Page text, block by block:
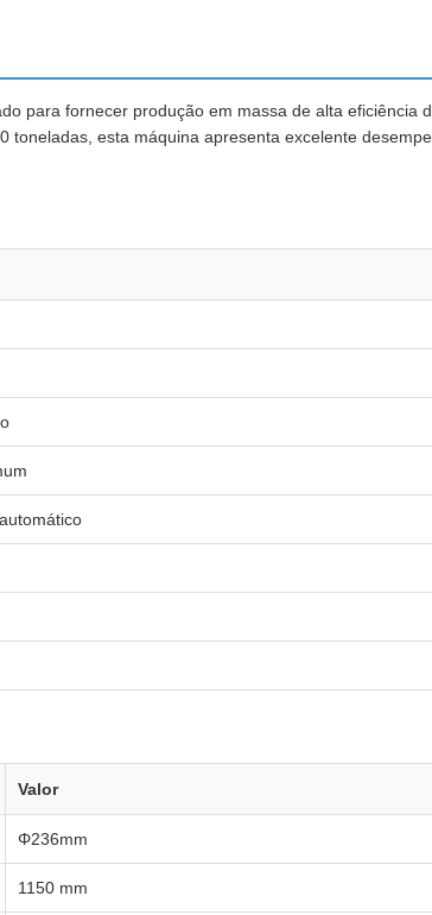
para fornecer produção em massa de alta eficiência
esta máquina apresenta excelente
Valor
Φ236mm
1150 mm